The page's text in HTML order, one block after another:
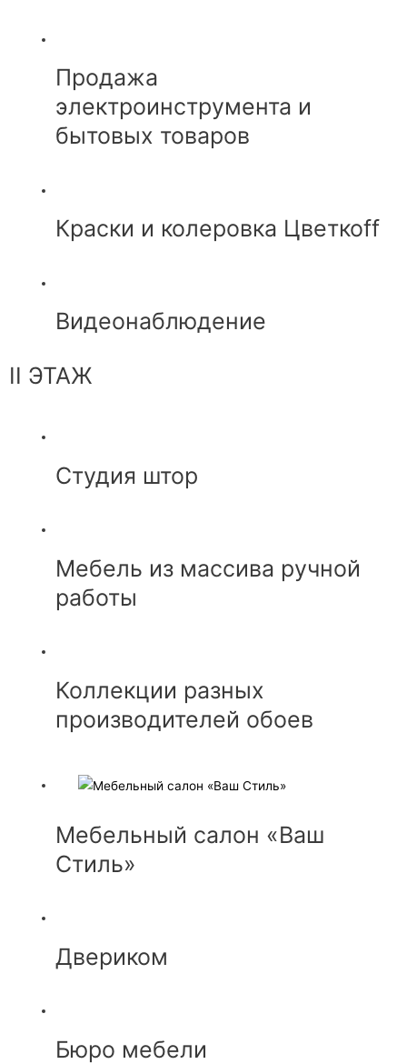
Продажа
электроинструмента и
бытовых товаров
Краски и колеровка Цветкоff
Видеонаблюдение
II ЭТАЖ
Студия штор
Мебель из массива ручной
работы
Коллекции разных
производителей обоев
Мебельный салон «Ваш
Стиль»
Двериком
Бюро мебели